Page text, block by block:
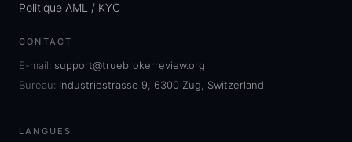
Politique AML / KYC
CONTACT
E-mail: support@truebrokerreview.org
Bureau: Industriestrasse 9, 6300 Zug, Switzerland
LANGUES